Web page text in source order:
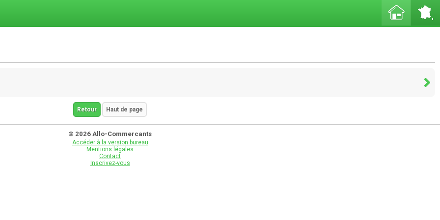
Retour Haut de page
© 2026 Allo-Commercants
Accéder à la version bureau
Mentions légales
Contact
Inscrivez-vous